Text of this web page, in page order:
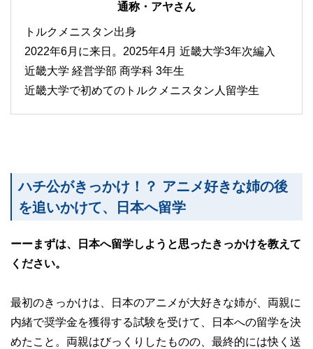
通称・アヤさん
トルクメニスタン出身
2022年6月に来日。2025年4月 近畿大学3年次編入
近畿大学 経営学部 商学科 3年生
近畿大学で初めてのトルクメニスタン人留学生
ハチ公がきっかけ！？ アニメ好きな姉の後
を追いかけて、日本へ留学
ーーまずは、日本へ留学しようと思ったきっかけを教えて
ください。
最初のきっかけは、日本のアニメが大好きな姉が、両親に
内緒で奨学金を獲得する試験を受けて、日本への留学を決
めたこと。両親はびっくりしたものの、最終的には快く送